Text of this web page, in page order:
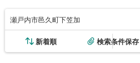
瀬戸内市邑久町下笠加
新着順 検索条件保存